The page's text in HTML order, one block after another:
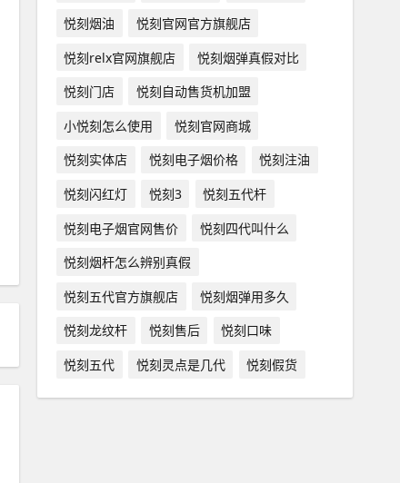
悦刻烟油
悦刻官网官方旗舰店
悦刻relx官网旗舰店
悦刻烟弹真假对比
悦刻门店
悦刻自动售货机加盟
小悦刻怎么使用
悦刻官网商城
悦刻实体店
悦刻电子烟价格
悦刻注油
悦刻闪红灯
悦刻3
悦刻五代杆
悦刻电子烟官网售价
悦刻四代叫什么
悦刻烟杆怎么辨别真假
悦刻五代官方旗舰店
悦刻烟弹用多久
悦刻龙纹杆
悦刻售后
悦刻口味
悦刻五代
悦刻灵点是几代 悦刻假货